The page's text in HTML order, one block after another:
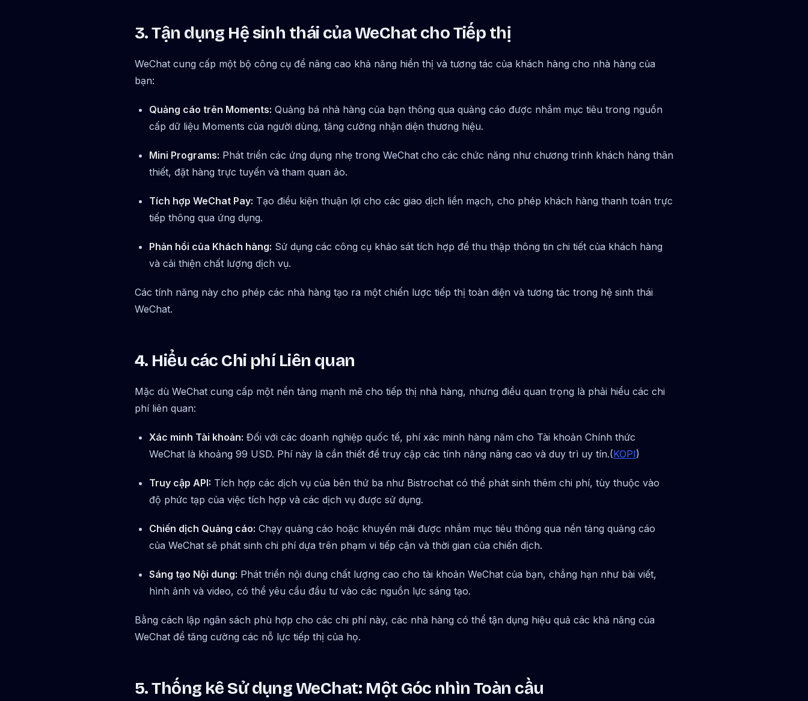
3. Tận dụng Hệ sinh thái của WeChat cho Tiếp thị
WeChat cung cấp một bộ công cụ để nâng cao khả năng hiển thị và tương tác của khách hàng cho nhà hàng của
bạn:
Quảng cáo trên Moments: Quảng bá nhà hàng của bạn thông qua quảng cáo được nhắm mục tiêu trong nguồn
cấp dữ liệu Moments của người dùng, tăng cường nhận diện thương hiệu.
Mini Programs: Phát triển các ứng dụng nhẹ trong WeChat cho các chức năng như chương trình khách hàng thân
thiết, đặt hàng trực tuyến và tham quan ảo.
Tích hợp WeChat Pay: Tạo điều kiện thuận lợi cho các giao dịch liền mạch, cho phép khách hàng thanh toán trực
tiếp thông qua ứng dụng.
Phản hồi của Khách hàng: Sử dụng các công cụ khảo sát tích hợp để thu thập thông tin chi tiết của khách hàng
và cải thiện chất lượng dịch vụ.
Các tính năng này cho phép các nhà hàng tạo ra một chiến lược tiếp thị toàn diện và tương tác trong hệ sinh thái
WeChat.
4. Hiểu các Chi phí Liên quan
Mặc dù WeChat cung cấp một nền tảng mạnh mẽ cho tiếp thị nhà hàng, nhưng điều quan trọng là phải hiểu các chi
phí liên quan:
Xác minh Tài khoản: Đối với các doanh nghiệp quốc tế, phí xác minh hàng năm cho Tài khoản Chính thức
WeChat là khoảng 99 USD. Phí này là cần thiết để truy cập các tính năng nâng cao và duy trì uy tín.(KOPI)
Truy cập API: Tích hợp các dịch vụ của bên thứ ba như Bistrochat có thể phát sinh thêm chi phí, tùy thuộc vào
độ phức tạp của việc tích hợp và các dịch vụ được sử dụng.
Chiến dịch Quảng cáo: Chạy quảng cáo hoặc khuyến mãi được nhắm mục tiêu thông qua nền tảng quảng cáo
của WeChat sẽ phát sinh chi phí dựa trên phạm vi tiếp cận và thời gian của chiến dịch.
Sáng tạo Nội dung: Phát triển nội dung chất lượng cao cho tài khoản WeChat của bạn, chẳng hạn như bài viết,
hình ảnh và video, có thể yêu cầu đầu tư vào các nguồn lực sáng tạo.
Bằng cách lập ngân sách phù hợp cho các chi phí này, các nhà hàng có thể tận dụng hiệu quả các khả năng của
WeChat để tăng cường các nỗ lực tiếp thị của họ.
5. Thống kê Sử dụng WeChat: Một Góc nhìn Toàn cầu